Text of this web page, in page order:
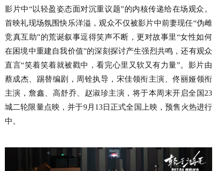
影片中“以轻盈姿态面对沉重议题”的内核传递给在场观众。
首映礼现场氛围快乐洋溢，观众不仅被影片中前妻现任“伪雌
竞真互助”的荒诞叙事逗得笑声不断，更对故事里“女性如何
在困境中重建自我价值”的深刻探讨产生强烈共鸣，还有观众
直言“笑着笑着就被戳中，看完心里又软又有力量”。 影片由
蔡成杰、踢替编剧，周铨执导，宋佳领衔主演、佟丽娅领衔
主演，詹鑫、高舒乔、赵淑珍主演，将于本周末开启全国 23
城二轮限量点映，并于9月13日 正式全国上映，预售火热进行
中。